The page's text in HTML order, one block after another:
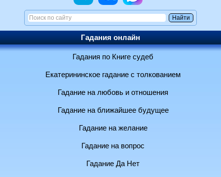
Гадания онлайн
Гадания по Книге судеб
Екатерининское гадание с толкованием
Гадание на любовь и отношения
Гадание на ближайшее будущее
Гадание на желание
Гадание на вопрос
Гадание Да Нет